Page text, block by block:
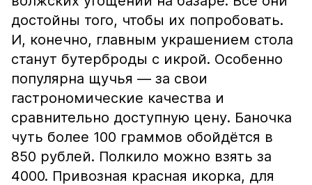
достойны того, чтобы их попробовать.
И, конечно, главным украшением стола
станут бутерброды с икрой. Особенно
популярна щучья — за свои
гастрономические качества и
сравнительно доступную цену. Баночка
чуть более 100 граммов обойдётся в
850 рублей. Полкило можно взять за
4000. Привозная красная икорка, для